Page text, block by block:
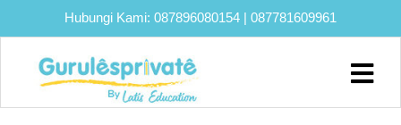
Hubungi Kami: 087896080154 | 087781609961
Home